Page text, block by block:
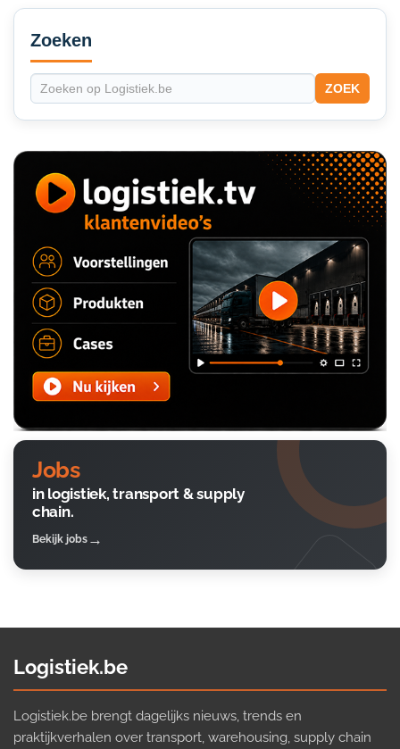
Secondary
Sidebar
Zoeken
ZOEK
Jobs
in logistiek, transport & supply
chain.
Bekijk jobs
Logistiek.be
Logistiek.be brengt dagelijks nieuws, trends en
praktijkverhalen over transport, warehousing, supply chain